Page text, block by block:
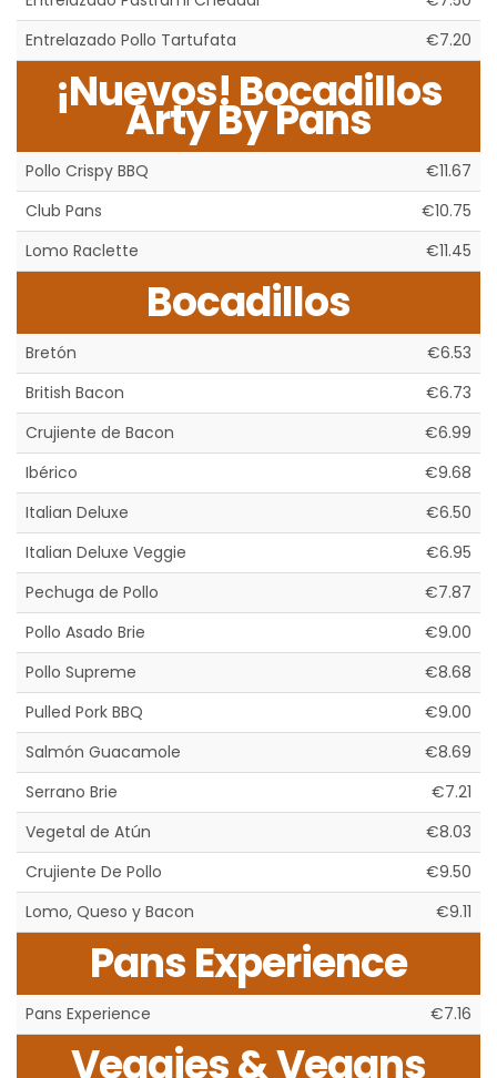
Entrelazado Pollo Tartufata
€7.20
¡Nuevos! Bocadillos
Arty By Pans
Pollo Crispy BBQ
€11.67
Club Pans
€10.75
Lomo Raclette
€11.45
Bocadillos
Bretón
€6.53
British Bacon
€6.73
Crujiente de Bacon
€6.99
Ibérico
€9.68
Italian Deluxe
€6.50
Italian Deluxe Veggie
€6.95
Pechuga de Pollo
€7.87
Pollo Asado Brie
€9.00
Pollo Supreme
€8.68
Pulled Pork BBQ
€9.00
Salmón Guacamole
€8.69
Serrano Brie
€7.21
Vegetal de Atún
€8.03
Crujiente De Pollo
€9.50
Lomo, Queso y Bacon
€9.11
Pans Experience
Pans Experience €7.16
Veggies & Vegans